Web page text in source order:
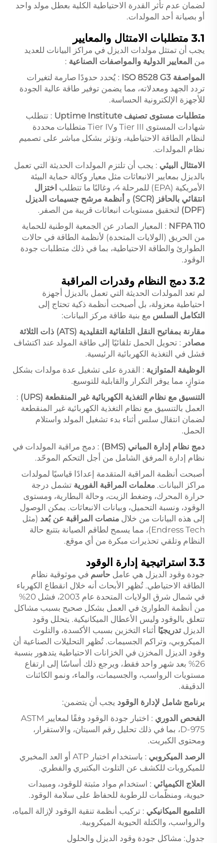
لضمان عدم تأثر القدرة الاحتياطية الكلية بعطل مولد واحد
أو بصيانة أحد المولدات.
3.1 متطلبات الامتثال والمعايير
يجب أن تمتثل مولدات الديزل في مراكز البيانات للعديد
من المعايير الدولية والمواصفات الصناعية :
المواصفة ISO 8528 G3
: يُحدد حدودًا صارمة لتغيرات
تردد الجهد ومعدلاته، مما يضمن توفير طاقة عالية الجودة
للأجهزة الإلكترونية الحساسة.
متطلبات مستوى تصنيف Uptime Institute
: تتطلب
شهادات المستوى Tier III وTier IV متطلبات محددة
لنظام الطاقة الاحتياطية، وتؤثر بشكل مباشر على تصميم
نظام المولدات.
الامتثال البيئي : يجب أن تلتزم المولدات الحديثة التي تعمل
بالديزل بمعايير الانبعاثات مثل معيار وكالة حماية البيئة
الأمريكية (EPA) للمرحلة 4، وغالبًا ما تتطلب
اختزال
انتقائي بالحافز (SCR)
و أنظمة مرشح جسيمات الديزل
(DPF)
لتحقيق مستويات انبعاثات قريبة من الصفر.
NFPA 110 : المعيار الصادر عن الجمعية الوطنية للحماية
من الحريق (الولايات المتحدة) لأنظمة الطاقة في حالات
الطوارئ والطاقة الاحتياطية، بما في ذلك متطلبات جودة
الوقود.
3.2 دمج النظام وقدرات المراقبة
لم تعد المولدات الحديثة التي تعمل بالديزل أجهزة
احتياطية معزولة، بل أصبحت أنظمة ذكية تحتاج إلى
التكامل السلس مع بنية طاقة مركز البيانات:
مقارنة بمفاتيح النقل التلقائية التقليدية (ATS) ذات الثلاثة
مصادر : تحويل الحمل تلقائيًا إلى طاقة المولد عند اكتشاف
فشل في التغذية الكهربائية الرئيسية.
الوظيفة المتوازية : القدرة على تشغيل عدة مولدات بشكل
متوازٍ، مما يوفر التكرار والقابلية للتوسيع.
التنسيق مع نظام التغذية الكهربائية غير المنقطعة (UPS)
:
العمل بالتنسيق مع نظام التغذية الكهربائية غير المنقطعة
لضمان انتقال سلس أثناء بدء تشغيل المولد واستلام
الحمل.
دمج نظام إدارة المباني (BMS)
: دمج مراقبة المولدات في
نظام إدارة المرفق الشامل من أجل التحكم الموحّد.
أصبحت أنظمة المراقبة المتقدمة إعدادًا قياسيًا لمولدات
مراكز البيانات. معلمات المراقبة الفورية تشمل درجة
حرارة المحرك، وضغط الزيت، وحالة البطارية، ومستوى
الوقود، ونسبة التحميل، وبيانات الانبعاثات. يمكن الوصول
إلى هذه البيانات من خلال منصات المراقبة عن بُعد (مثل
Endress Tech)، مما يسمح لطاقم الصيانة بتتبع حالة
النظام وتلقي تحذيرات مبكرة من أي موقع.
3.3 استراتيجية إدارة الوقود
جودة وقود الديزل هي عامل حاسم في موثوقية نظام
الطاقة الاحتياطي. تُظهر الأبحاث أنه خلال انقطاع الكهرباء
في شمال شرق الولايات المتحدة عام 2003، فشل 20%
من أنظمة الطوارئ في العمل بشكل صحيح بسبب مشاكل
تتعلق بالوقود وليس الأعطال الميكانيكية. يتحلل وقود
الديزل تدريجيًا أثناء التخزين بسبب الأكسدة، والتلوث
الميكروبي، وتراكم الجسيمات. تُظهر التحليلات الصناعية أن
وقود الديزل المخزن في الخزانات الاحتياطية يتدهور بنسبة
26% بعد شهر واحد فقط، ويرجع ذلك أساسًا إلى ارتفاع
مستويات الرواسب، والجسيمات، والماء، ونمو الكائنات
الدقيقة.
برنامج شامل لإدارة الوقود يجب أن يتضمن:
الفحص الدوري
: اختبار جودة الوقود وفقًا لمعايير ASTM
D-975، بما في ذلك تحليل رقم السيتان، والاستقرار،
ومحتوى الكبريت.
الرصد الميكروبي
: باستخدام اختبار ATP أو العد المخبري
للميكروبات للكشف عن التلوث البكتيري والفطري.
العلاج الكيميائي : استخدام مواد مثبتة للوقود، ومبيدات
حيوية، ومنظّمات للرطوبة للحفاظ على سلامة الوقود.
التلميع الميكانيكي : تركيب أنظمة تنقية الوقود لإزالة المياه،
والرواسب، والكتلة الحيوية الميكروبية.
جدول: مشاكل جودة وقود الديزل والحلول